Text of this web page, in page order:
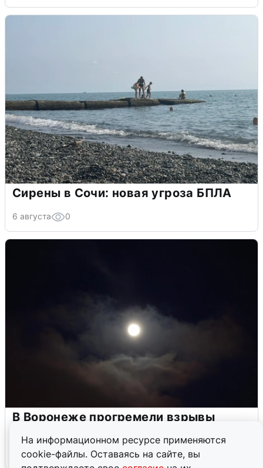
На информационном ресурсе применяются
cookie-файлы. Оставаясь на сайте, вы
Сирены в Сочи: новая угроза БПЛА
6 августа 0
В Воронеже прогремели взрывы
5 августа 0